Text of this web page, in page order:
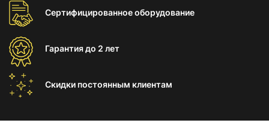
Сертифицированноеоборудование
Гарантиядо 2 лет
Скидки постоянным клиентам